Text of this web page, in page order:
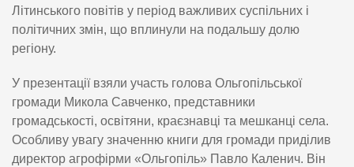
Літинського повітів у період важливих суспільних і
політичних змін, що вплинули на подальшу долю
регіону.
У презентації взяли участь голова Ольгопільської
громади Микола Савченко, представники
громадськості, освітяни, краєзнавці та мешканці села.
Особливу увагу значенню книги для громади приділив
директор агрофірми «Ольгопіль» Павло Каленич. Він